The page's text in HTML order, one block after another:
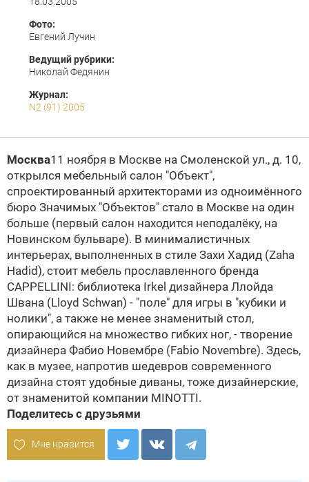
Фото:
Евгений Лучин
Ведущий рубрики:
Николай Федянин
Журнал:
N2 (91) 2005
Москва11 ноября в Москве на Смоленской ул., д. 10,
открылся мебельный салон "Объект",
спроектированный архитекторами из одноимённого
бюро Значимых "Объектов" стало в Москве на один
больше (первый салон находится неподалёку, на
Новинском бульваре). В минималистичных
интерьерах, выполненных в стиле Захи Хадид (Zaha
Hadid), стоит мебель прославленного бренда
CAPPELLINI: библиотека Irkel дизайнера Ллойда
Швана (Lloyd Schwan) - "поле" для игры в "кубики и
нолики", а также не менее знаменитый стол,
опирающийся на множество гибких ног, - творение
дизайнера Фабио Новембре (Fabio Novembre). Здесь,
как в музее, напротив шедевров современного
дизайна стоят удобные диваны, тоже дизайнерские,
от знаменитой компании MINOTTI.
Поделитесь с друзьями
Мне нравится